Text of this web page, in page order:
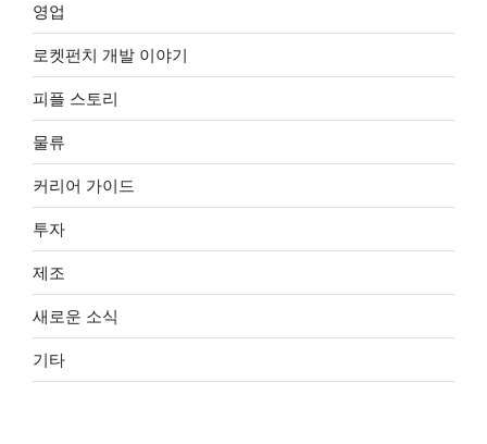
영업
로켓펀치 개발 이야기
피플 스토리
물류
커리어 가이드
투자
제조
새로운 소식
기타